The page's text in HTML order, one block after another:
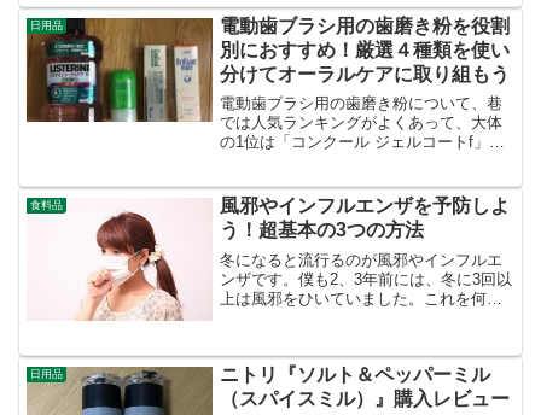
てはいかがでしょうか。...
日用品
電動歯ブラシ用の歯磨き粉を役割
別におすすめ！厳選４種類を使い
分けてオーラルケアに取り組もう
電動歯ブラシ用の歯磨き粉について、巷
では人気ランキングがよくあって、大体
の1位は「コンクール ジェルコートf」で
しかし「コンクール ジェルコートf」も万
能ではありません...
食料品
風邪やインフルエンザを予防しよ
う！超基本の3つの方法
冬になると流行るのが風邪やインフルエ
ンザです。僕も2、3年前には、冬に3回以
上は風邪をひいていました。これを何と
昨年は風邪をひくことなく過ごせまし
た。今年も今のところ大...
日用品
ニトリ『ソルト＆ペッパーミル
（スパイスミル）』購入レビュー